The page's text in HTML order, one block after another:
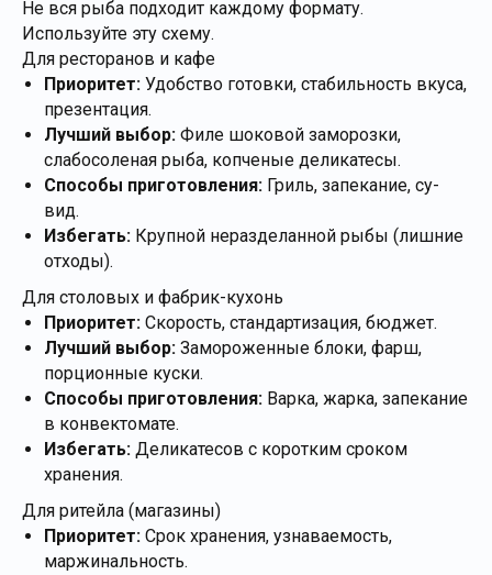
Не вся рыба подходит каждому формату.
Используйте эту схему.
Для ресторанов и кафе
Приоритет: Удобство готовки, стабильность вкуса,
презентация.
Лучший выбор: Филе шоковой заморозки,
слабосоленая рыба, копченые деликатесы.
Способы приготовления: Гриль, запекание, су-
вид.
Избегать: Крупной неразделанной рыбы (лишние
отходы).
Для столовых и фабрик-кухонь
Приоритет: Скорость, стандартизация, бюджет.
Лучший выбор: Замороженные блоки, фарш,
порционные куски.
Способы приготовления: Варка, жарка, запекание
в конвектомате.
Избегать: Деликатесов с коротким сроком
хранения.
Для ритейла (магазины)
Приоритет: Срок хранения, узнаваемость,
маржинальность.